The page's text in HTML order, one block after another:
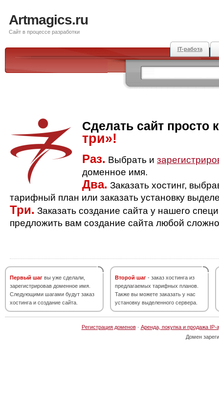
Artmagics.ru
Сайт в процессе разработки
IT-работа
Сделать сайт просто
три»!
Раз. Выбрать и
доменное имя.
Два. Заказать хостинг,
тарифный план или заказать установку
Три. Заказать создание сайта у нашего
предложить вам создание сайта любой
Первый шаг вы уже сделали,
зарегистрировав доменное имя.
Следующими шагами будут заказ
хостинга и создание сайта.
Второй шаг - заказ хостинга из
предлагаемых тарифных планов.
Также вы можете заказать у нас
установку выделенного сервера.
Регистрация доменов· Аренда, покупка и продажа IP-
Домен